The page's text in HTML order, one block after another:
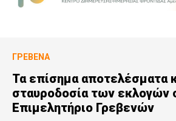
ΓΡΕΒΕΝΆ
Τα επίσημα αποτελέσματα
σταυροδοσία των εκλογών
Επιμελητήριο Γρεβενών